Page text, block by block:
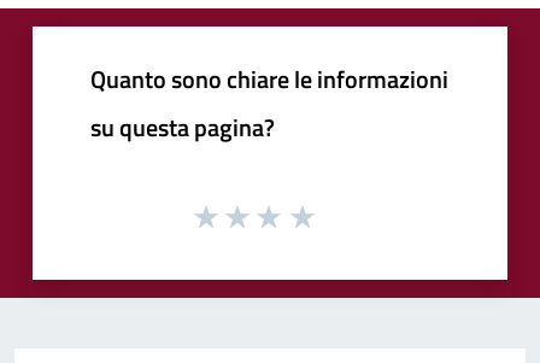
Quanto sono chiare le informazioni
su questa pagina?